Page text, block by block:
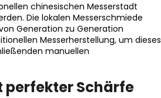
chinesischen Messerstadt
Die lokalen Messerschmiede
Generation zu Generation
Messerherstellung, um dieses
manuellen
perfekter Schärfe